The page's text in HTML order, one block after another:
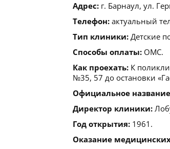
Адрес: г. Барнаул, ул.
Телефон: актуальный
Тип клиники: Детские
Способы оплаты: ОМС.
Как проехать: К
№35, 57 до остановки
Официальное
Директор клиники:
Год открытия: 1961.
Оказание